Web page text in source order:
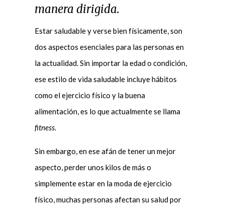
manera dirigida.
Estar saludable y verse bien físicamente, son
dos aspectos esenciales para las personas en
la actualidad. Sin importar la edad o condición,
ese estilo de vida saludable incluye hábitos
como el ejercicio físico y la buena
alimentación, es lo que actualmente se llama
fitness.
Sin embargo, en ese afán de tener un mejor
aspecto, perder unos kilos de más o
simplemente estar en la moda de ejercicio
físico, muchas personas afectan su salud por